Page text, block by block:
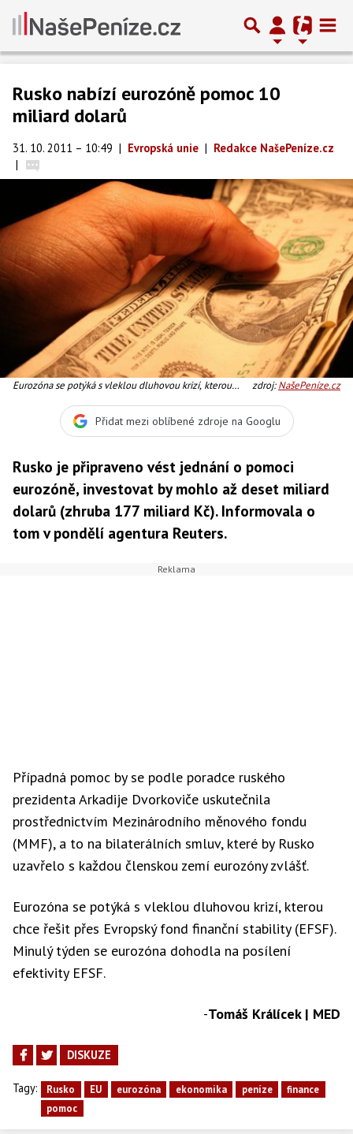
Rusko nabízí eurozóně pomoc 10
miliard dolarů
31. 10. 2011 – 10:49 | Evropská unie | Redakce NašePeníze.cz
|
Eurozóna se potýká s vleklou dluhovou krizí, kterou
zdroj:NašePeníze.cz
Přidat mezi oblíbené zdroje na Googlu
Rusko je připraveno vést jednání o pomoci
eurozóně, investovat by mohlo až deset miliard
dolarů (zhruba 177 miliard Kč). Informovala o
tom v pondělí agentura Reuters.
Případná pomoc by se podle poradce ruského
prezidenta Arkadije Dvorkoviče uskutečnila
prostřednictvím Mezinárodního měnového fondu
(MMF), a to na bilaterálních smluv, které by Rusko
uzavřelo s každou členskou zemí eurozóny zvlášť.
Eurozóna se potýká s vleklou dluhovou krizí, kterou
chce řešit přes Evropský fond finanční stability (EFSF).
Minulý týden se eurozóna dohodla na posílení
efektivity EFSF.
-Tomáš Králícek | MED
DISKUZE
Tagy: Rusko EU eurozóna ekonomika peníze
finance
pomoc